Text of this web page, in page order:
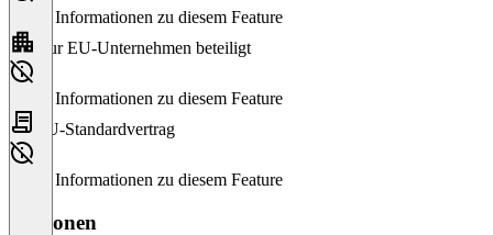
Keine Informationen zu diesem Feature
Nur EU-Unternehmen beteiligt
Keine Informationen zu diesem Feature
EU-Standardvertrag
Keine Informationen zu diesem Feature
Versionen